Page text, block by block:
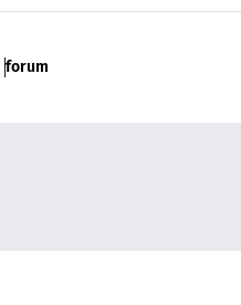
forum